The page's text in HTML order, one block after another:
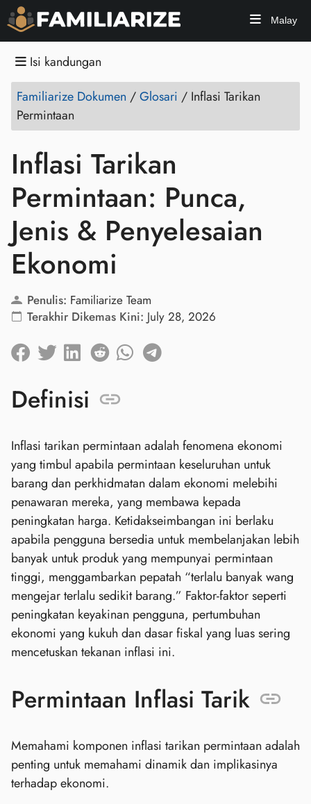
Malay
Isi kandungan
Familiarize Dokumen /Glosari / Inflasi Tarikan
Permintaan
Inflasi Tarikan
Permintaan: Punca,
Jenis & Penyelesaian
Ekonomi
Penulis: Familiarize Team
Terakhir Dikemas Kini: July 28, 2026
Definisi
Inflasi tarikan permintaan adalah fenomena ekonomi
yang timbul apabila permintaan keseluruhan untuk
barang dan perkhidmatan dalam ekonomi melebihi
penawaran mereka, yang membawa kepada
peningkatan harga. Ketidakseimbangan ini berlaku
apabila pengguna bersedia untuk membelanjakan lebih
banyak untuk produk yang mempunyai permintaan
tinggi, menggambarkan pepatah “terlalu banyak wang
mengejar terlalu sedikit barang.” Faktor-faktor seperti
peningkatan keyakinan pengguna, pertumbuhan
ekonomi yang kukuh dan dasar fiskal yang luas sering
mencetuskan tekanan inflasi ini.
Permintaan Inflasi Tarik
Memahami komponen inflasi tarikan permintaan adalah
penting untuk memahami dinamik dan implikasinya
terhadap ekonomi.